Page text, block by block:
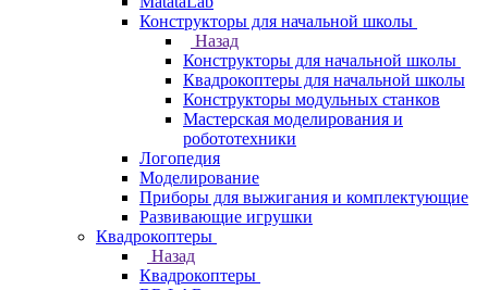
Конструкторы для начальной школы
Назад
Конструкторы для начальной школы
Квадрокоптеры для начальной школы
Конструкторы модульных станков
Мастерская моделирования и
робототехники
Логопедия
Моделирование
Приборы для выжигания и комплектующие
Развивающие игрушки
Квадрокоптеры
Назад
Квадрокоптеры